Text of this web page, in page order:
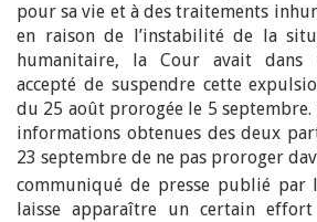
pour sa vie et à des traitements
en raison de l’instabilité de la
humanitaire, la Cour avait dans
accepté de suspendre cette
du 25 août prorogée le 5
informations obtenues des deux
23 septembre de ne pas proroger
communiqué de presse publié par
laisse apparaître un certain